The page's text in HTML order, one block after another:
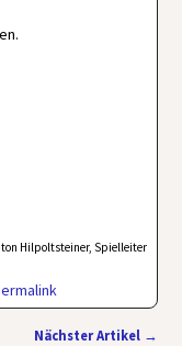
Hilpoltsteiner, Spielleiter
Nächster Artikel →